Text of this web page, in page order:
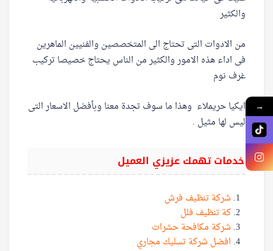
والكثير
من الادوات التى تحتاج الى المتخصصين والفنيين الماهرين
فى اداء هذه الامور والكثير من الناس يحتاج خصيصا تركيب
غرف نوم
ايكيا حريملاء وهذا ما سوف تجدة معنا وبأفضل الاسعار التى
ليس لها مثيل .
خدمات تهمك عزيزي العميل
شركة تنظيف فرش
كة تنظيف فلل
شركة مكافحة حشرات
افضل شركة تسليك مجاري
→